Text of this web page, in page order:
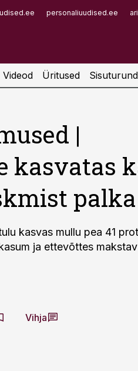
personaliuudised.ee
Videod Üritused
|
kasvatas
palka
kasvas mullu pea 41
ja ettevõttes
Vihja